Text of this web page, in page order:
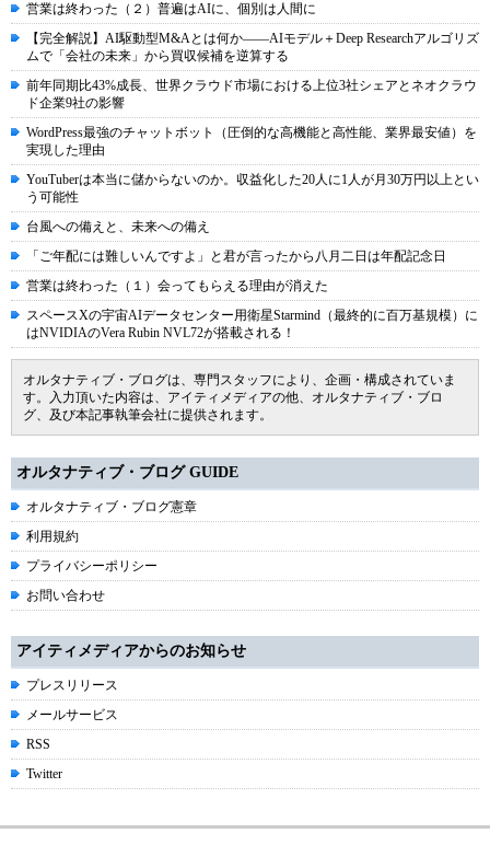
営業は終わった（２）普遍はAIに、個別は人間に
【完全解説】AI駆動型M&Aとは何か――AIモデル＋Deep Researchアルゴリズ
ムで「会社の未来」から買収候補を逆算する
前年同期比43%成長、世界クラウド市場における上位3社シェアとネオクラウ
ド企業9社の影響
WordPress最強のチャットボット（圧倒的な高機能と高性能、業界最安値）を
実現した理由
YouTuberは本当に儲からないのか。収益化した20人に1人が月30万円以上とい
う可能性
台風への備えと、未来への備え
「ご年配には難しいんですよ」と君が言ったから八月二日は年配記念日
営業は終わった（１）会ってもらえる理由が消えた
スペースXの宇宙AIデータセンター用衛星Starmind（最終的に百万基規模）に
はNVIDIAのVera Rubin NVL72が搭載される！
オルタナティブ・ブログは、専門スタッフにより、企画・構成されていま
す。入力頂いた内容は、アイティメディアの他、オルタナティブ・ブロ
グ、及び本記事執筆会社に提供されます。
オルタナティブ・ブログ GUIDE
オルタナティブ・ブログ憲章
利用規約
プライバシーポリシー
お問い合わせ
アイティメディアからのお知らせ
プレスリリース
メールサービス
RSS
Twitter